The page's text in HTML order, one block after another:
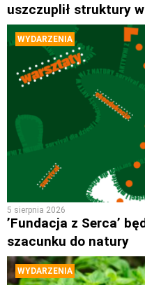
uszczuplił struktury
WYDARZENIA
5 sierpnia 2026
’Fundacja z Serca’
szacunku do natury
WYDARZENIA